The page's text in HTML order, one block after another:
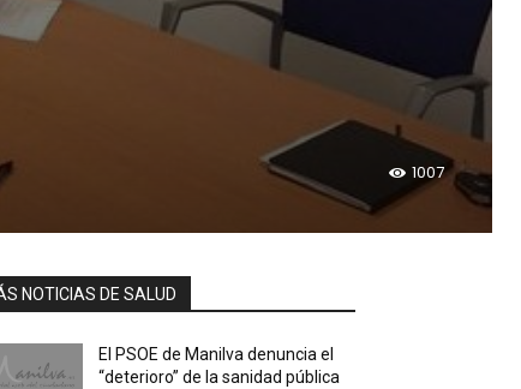
1007
NOTICIAS DE SALUD
El PSOE de Manilva denuncia el
“deterioro” de la sanidad pública